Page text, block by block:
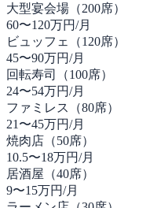
大型宴会場（200席）
60〜120万円/月
ビュッフェ（120席）
45〜90万円/月
回転寿司（100席）
24〜54万円/月
ファミレス（80席）
21〜45万円/月
焼肉店（50席）
10.5〜18万円/月
居酒屋（40席）
9〜15万円/月